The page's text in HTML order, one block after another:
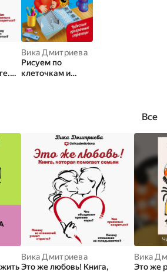
Вика Дмитриева
Рисуем по
клеточкам и
Все
Вика Дмитриева
Это же любовь! Книга,
Вика
Это же